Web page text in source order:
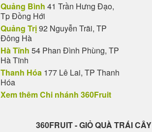
Quảng Bình 41 Trần Hưng Đạo,
Tp Đồng Hới
Quảng Trị92 Nguyễn Trãi, TP
Đông Hà
Hà Tĩnh 54 Phan Đình Phùng, TP
Hà Tĩnh
Thanh Hóa 177 Lê Lai, TP Thanh
Hóa
Xem thêm Chi nhánh 360Fruit
360FRUIT - GIỎ QUÀ TRÁI CÂY